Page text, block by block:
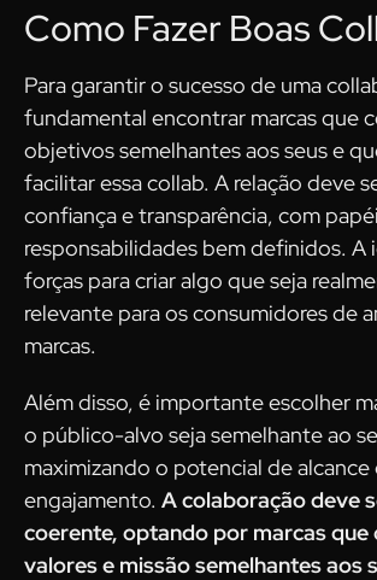
Como Fazer Boas
Para garantir o sucesso de uma
fundamental encontrar marcas que
objetivos semelhantes aos seus e
facilitar essa collab. A relação deve
confiança e transparência, com
responsabilidades bem definidos. A
forças para criar algo que seja
relevante para os consumidores de
marcas.
Além disso, é importante escolher
o público-alvo seja semelhante ao
maximizando o potencial de alcance
engajamento. A colaboração deve
coerente, optando por marcas que
valores e missão semelhantes aos